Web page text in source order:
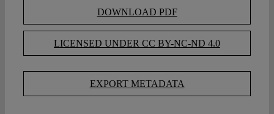
DOWNLOAD PDF
LICENSED UNDER CC BY-NC-ND 4.0
EXPORT METADATA